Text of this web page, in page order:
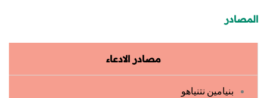
المصادر
مصادر الادعاء
بنيامين نتنياهو